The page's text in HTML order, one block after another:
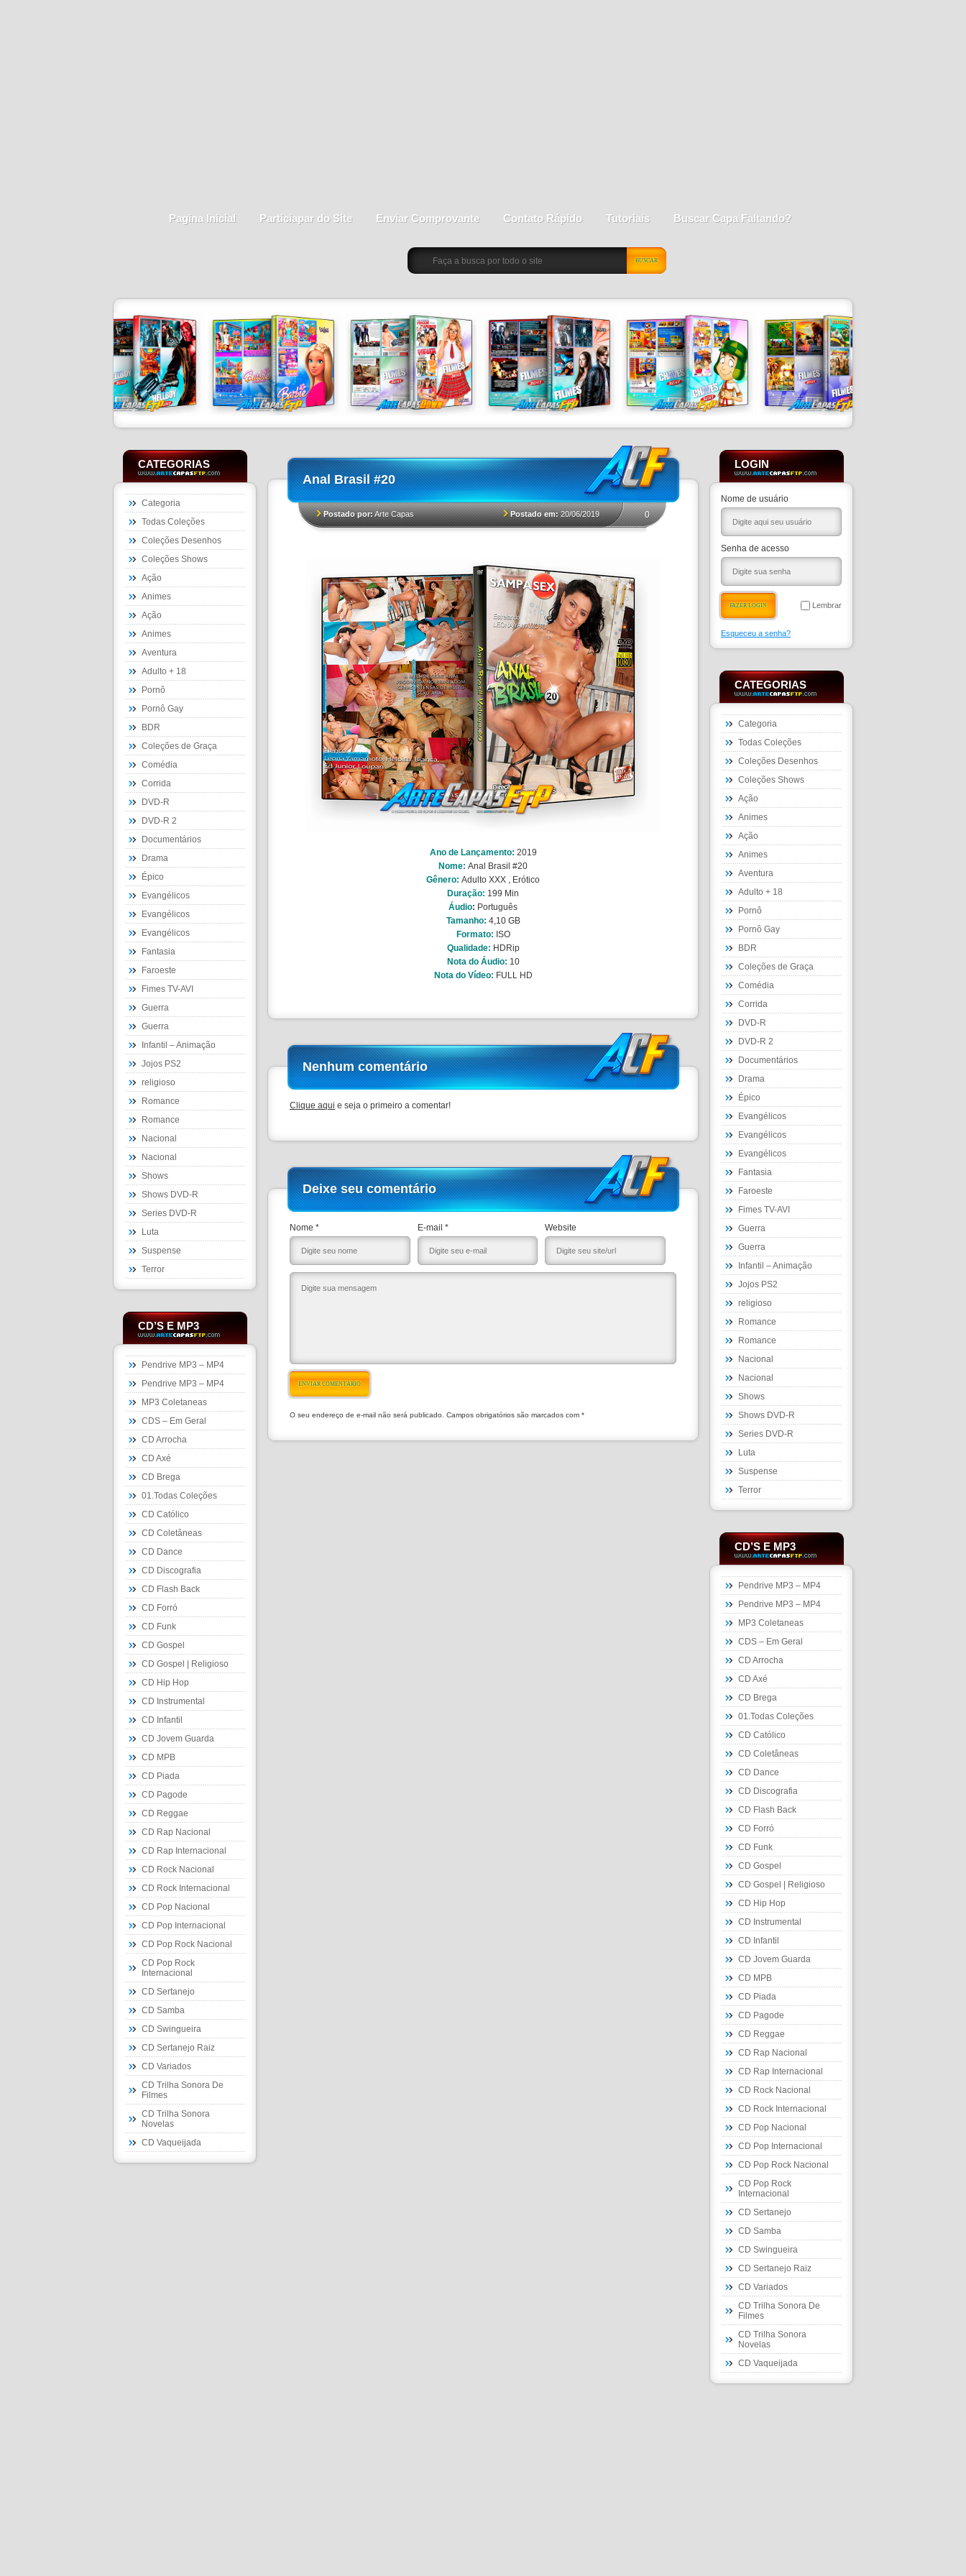
Pagina Inicial Particiapar do Site Enviar Comprovante Contato Rápido Tutoriais Buscar Capa Faltando?
BUSCAR
CATEGORIAS
Categoria
Todas Coleções
Coleções Desenhos
Coleções Shows
Ação
Animes
Ação
Animes
Aventura
Adulto + 18
Pornô
Pornô Gay
BDR
Coleções de Graça
Comédia
Corrida
DVD-R
DVD-R 2
Documentários
Drama
Épico
Evangélicos
Evangélicos
Evangélicos
Fantasia
Faroeste
Fimes TV-AVI
Guerra
Guerra
Infantil – Animação
Jojos PS2
religioso
Romance
Romance
Nacional
Nacional
Shows
Shows DVD-R
Series DVD-R
Luta
Suspense
Terror
CD’S E MP3
Pendrive MP3 – MP4
Pendrive MP3 – MP4
MP3 Coletaneas
CDS – Em Geral
CD Arrocha
CD Axé
CD Brega
01.Todas Coleções
CD Católico
CD Coletâneas
CD Dance
CD Discografia
CD Flash Back
CD Forró
CD Funk
CD Gospel
CD Gospel | Religioso
CD Hip Hop
CD Instrumental
CD Infantil
CD Jovem Guarda
CD MPB
CD Piada
CD Pagode
CD Reggae
CD Rap Nacional
CD Rap Internacional
CD Rock Nacional
CD Rock Internacional
CD Pop Nacional
CD Pop Internacional
CD Pop Rock Nacional
CD Pop Rock
Internacional
CD Sertanejo
CD Samba
CD Swingueira
CD Sertanejo Raiz
CD Variados
CD Trilha Sonora De
Filmes
CD Trilha Sonora
Novelas
CD Vaqueijada
Anal Brasil #20
Postado por:Arte Capas 0
Postado em:20/06/2019
Ano de Lançamento: 2019
Nome: Anal Brasil #20
Gênero: Adulto XXX , Erótico
Duração: 199 Min
Áudio: Português
Tamanho: 4,10 GB
Formato: ISO
Qualidade: HDRip
Nota do Áudio: 10
Nota do Vídeo: FULL HD
Nenhum comentário
Clique aqui e seja o primeiro a comentar!
Deixe seu comentário
Nome * E-mail * Website
ENVIAR COMENTÁRIO
O seu endereço de e-mail não será publicado. Campos obrigatórios são marcados com *
LOGIN
Nome de usuário
Senha de acesso
Lembrar
Esqueceu a senha?
CATEGORIAS
Categoria
Todas Coleções
Coleções Desenhos
Coleções Shows
Ação
Animes
Ação
Animes
Aventura
Adulto + 18
Pornô
Pornô Gay
BDR
Coleções de Graça
Comédia
Corrida
DVD-R
DVD-R 2
Documentários
Drama
Épico
Evangélicos
Evangélicos
Evangélicos
Fantasia
Faroeste
Fimes TV-AVI
Guerra
Guerra
Infantil – Animação
Jojos PS2
religioso
Romance
Romance
Nacional
Nacional
Shows
Shows DVD-R
Series DVD-R
Luta
Suspense
Terror
CD’S E MP3
Pendrive MP3 – MP4
Pendrive MP3 – MP4
MP3 Coletaneas
CDS – Em Geral
CD Arrocha
CD Axé
CD Brega
01.Todas Coleções
CD Católico
CD Coletâneas
CD Dance
CD Discografia
CD Flash Back
CD Forró
CD Funk
CD Gospel
CD Gospel | Religioso
CD Hip Hop
CD Instrumental
CD Infantil
CD Jovem Guarda
CD MPB
CD Piada
CD Pagode
CD Reggae
CD Rap Nacional
CD Rap Internacional
CD Rock Nacional
CD Rock Internacional
CD Pop Nacional
CD Pop Internacional
CD Pop Rock Nacional
CD Pop Rock
Internacional
CD Sertanejo
CD Samba
CD Swingueira
CD Sertanejo Raiz
CD Variados
CD Trilha Sonora De
Filmes
CD Trilha Sonora
Novelas
CD Vaqueijada